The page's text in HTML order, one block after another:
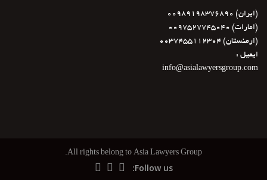
(ایران) 00989198376890
(امارات) 0097527745040
(ارمنستان) 0037455112304
ایمیل :
info@asialawyersgroup.com
All rights belong to Asia Lawyers Group.
Follow us: